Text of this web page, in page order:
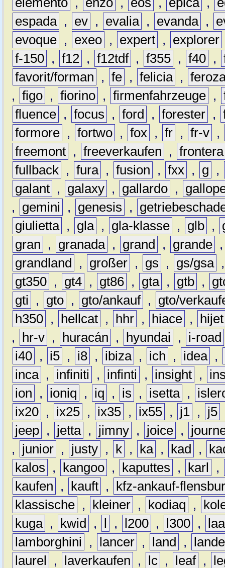
espada , ev , evalia , evanda ,
evoque , exeo , expert , explorer
f-150 , f12 , f12tdf , f355 , f40 ,
favorit/forman
, fe , felicia ,
, figo , fiorino , firmenfahrzeuge ,
fluence , focus , ford , forester ,
formore , fortwo , fox , fr , fr-v ,
freemont , freeverkaufen , frontera
fullback , fura , fusion , fxx , g
,
galant , galaxy , gallardo ,
,
gemini , genesis ,
giulietta , gla , gla-klasse , glb ,
gran
, granada , grand , grande
grandland
, großer , gs , gs/gsa
gt350 , gt4 , gt86 , gta , gtb ,
gti
, gto , gto/ankauf ,
gto/
h350 , hellcat , hhr , hiace ,
hijet
,
hr-v , huracán , hyundai ,
i-road
i40 , i5 , i8 , ibiza , ich , idea ,
inca , infiniti , infinti , insight ,
ion
, ioniq , iq , is , isetta ,
ix20 , ix25 , ix35 , ix55 , j1 , j5
jeep , jetta , jimny , joice ,
,
junior , justy , k , ka , kad ,
kalos
, kangoo , kaputtes , karl
,
kaufen
, kauft ,
kfz-ankauf-
klassische , kleiner , kodiaq ,
kuga , kwid , l , l200 , l300 ,
lamborghini
, lancer , land ,
laurel
, laverkaufen , lc , leaf ,